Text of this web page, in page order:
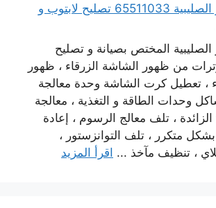
مهندس كمبيوتر الصليبية 65511033 تصليح لابتوب و
المختص بصيانة و تصليح
من ظهور الشاشة الزرقاء ، ظهور
، تعطيل كرت الشاشة وحدة معالجة
وحدات الطاقة و التغذية ، معالجة
، تلف معالج الرسوم ، إعادة
متكرر ، تلف التوانزستور ،
، تنظيف مآخذ ... اقرأ المزيد